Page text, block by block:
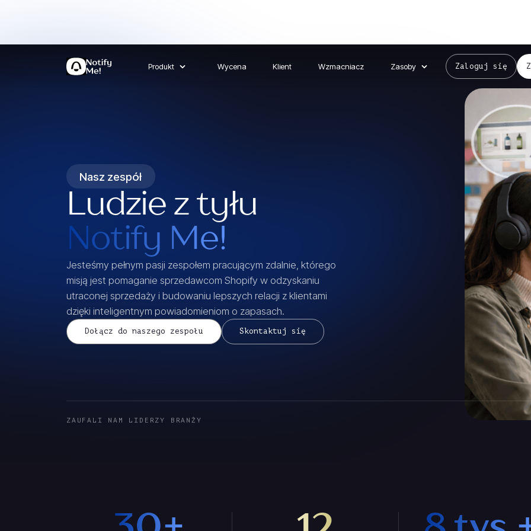
Produkt Wycena Klient Wzmacniacz Zasoby Zaloguj się
Nasz zespół
Ludzie z tyłu
Notify Me!
Jesteśmy pełnym pasji zespołem pracującym zdalnie, którego
misją jest pomaganie sprzedawcom Shopify w odzyskaniu
utraconej sprzedaży i budowaniu lepszych relacji z klientami
dzięki inteligentnym powiadomieniom o zapasach.
Dołącz do naszego zespołu Skontaktuj się
ZAUFALI NAM LIDERZY BRANŻY